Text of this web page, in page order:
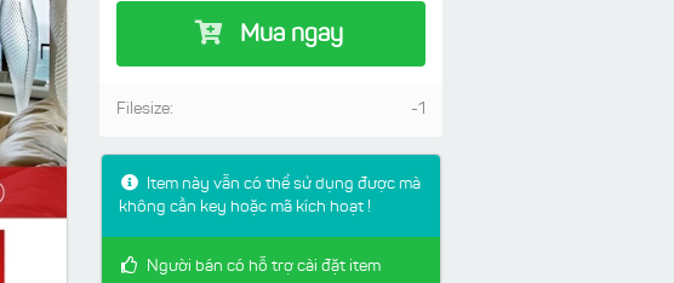
Mua ngay
-1
Filesize:
Item này vẫn có thể sử dụng được mà
không cần key hoặc mã kích hoạt !
Người bán có hỗ trợ cài đặt item